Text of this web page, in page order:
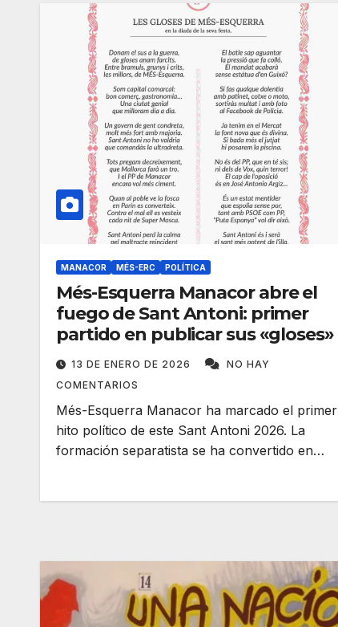
MANACOR MÉS-ERC POLÍTICA
Més-Esquerra Manacor abre el
fuego de Sant Antoni: primer
partido en publicar sus «gloses»
13 DE ENERO DE 2026
NO HAY
COMENTARIOS
Més-Esquerra Manacor ha marcado el primer
hito político de este Sant Antoni 2026. La
formación separatista se ha convertido en…